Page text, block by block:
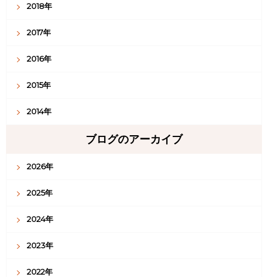
2018年
2017年
2016年
2015年
2014年
ブログのアーカイブ
2026年
2025年
2024年
2023年
2022年